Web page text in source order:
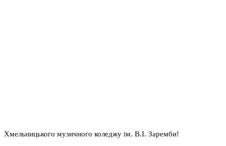
Хмельницького музичного коледжу ім. В.І. Заремби!